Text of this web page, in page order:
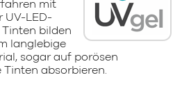
mit
UV-LED-
Tinten bilden
langlebige
sogar auf porösen
absorbieren.